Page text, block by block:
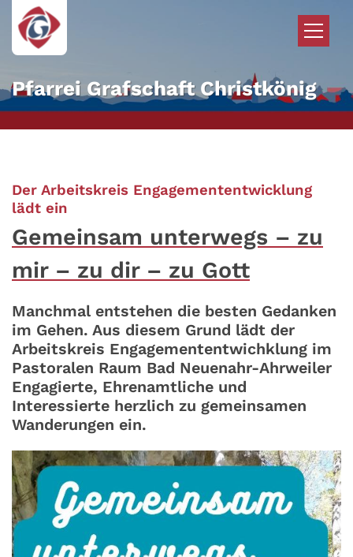
Zum Inhalt springen
Pfarrei Grafschaft Christkönig
Der Arbeitskreis Engagemententwicklung
lädt ein
Gemeinsam unterwegs – zu
mir – zu dir – zu Gott
Manchmal entstehen die besten Gedanken
im Gehen. Aus diesem Grund lädt der
Arbeitskreis Engagemententwichklung im
Pastoralen Raum Bad Neuenahr-Ahrweiler
Engagierte, Ehrenamtliche und
Interessierte herzlich zu gemeinsamen
Wanderungen ein.